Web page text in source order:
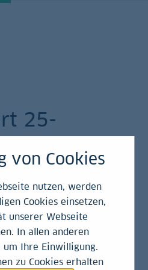
25-
in
von Cookies
nutzen, werden
Cookies einsetzen,
unserer Webseite
In allen anderen
Ihre Einwilligung.
zu Cookies erhalten